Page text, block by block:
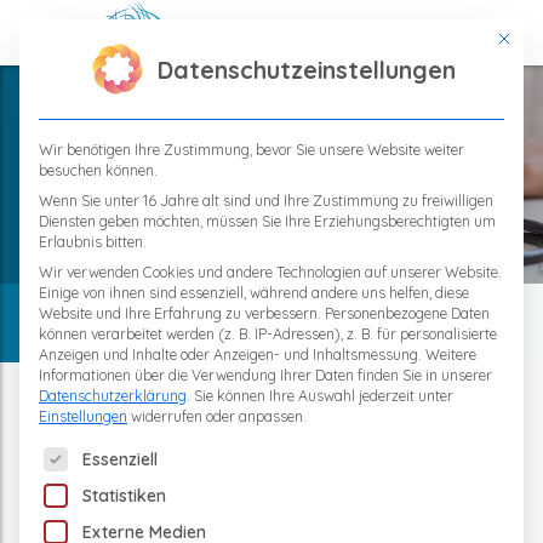
Home
About us
TPS-Therapy - About Prof. Musa
Citak, M.D.
Prof. Musa Citak, M.D., introduces
himself
This
Datenschutzeinstellungen
Wir benötigen Ihre Zustimmung, bevor Sie unsere Website weiter
besuchen können.
Wenn Sie unter 16 Jahre alt sind und Ihre Zustimmung zu freiwilligen
Diensten geben möchten, müssen Sie Ihre Erziehungsberechtigten um
Erlaubnis bitten.
Wir verwenden Cookies und andere Technologien auf unserer Website.
Einige von ihnen sind essenziell, während andere uns helfen, diese
Website und Ihre Erfahrung zu verbessern. Personenbezogene Daten
können verarbeitet werden (z. B. IP-Adressen), z. B. für personalisierte
Anzeigen und Inhalte oder Anzeigen- und Inhaltsmessung. Weitere
Informationen über die Verwendung Ihrer Daten finden Sie in unserer
Datenschutzerklärung. Sie können Ihre Auswahl jederzeit unter
Einstellungen widerrufen oder anpassen.
The following is a list of service groups for which consent
Essenziell
Statistiken
Externe Medien